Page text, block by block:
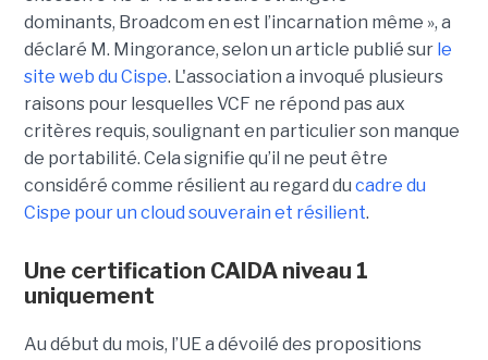
dominants, Broadcom en est l’incarnation même », a
déclaré M. Mingorance, selon un article publié sur le
site web du Cispe. L'association a invoqué plusieurs
raisons pour lesquelles VCF ne répond pas aux
critères requis, soulignant en particulier son manque
de portabilité. Cela signifie qu’il ne peut être
considéré comme résilient au regard du cadre du
Cispe pour un cloud souverain et résilient.
Une certification CAIDA niveau 1
uniquement
Au début du mois, l’UE a dévoilé des propositions